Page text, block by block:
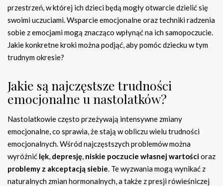
przestrzeń, w której ich dzieci będą mogły otwarcie dzielić się
swoimi uczuciami. Wsparcie emocjonalne oraz techniki radzenia
sobie z emocjami mogą znacząco wpłynąć na ich samopoczucie.
Jakie konkretne kroki można podjąć, aby pomóc dziecku w tym
trudnym okresie?
Jakie są najczęstsze trudności
emocjonalne u nastolatków?
Nastolatkowie często przeżywają intensywne zmiany
emocjonalne, co sprawia, że stają w obliczu wielu trudności
emocjonalnych. Wśród najczęstszych problemów można
wyróżnić lęk, depresję, niskie poczucie własnej wartościoraz
problemy z akceptacją siebie. Te wyzwania mogą wynikać z
naturalnych zmian hormonalnych, a także z presji rówieśniczej